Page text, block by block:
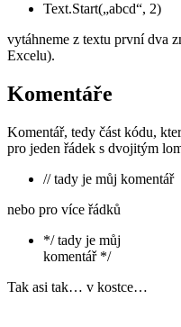
Text.Start(„abcd“, 2)
vytáhneme z textu první dva
Excelu).
Komentáře
Komentář, tedy část kódu,
pro jeden řádek s dvojitým
// tady je můj komentář
nebo pro více řádků
*/ tady je můj
komentář */
Tak asi tak… v kostce…